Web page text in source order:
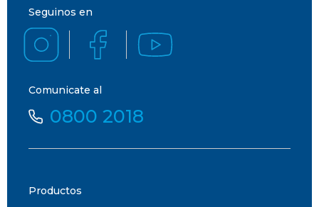
Seguinos en
Comunicate al
0800 2018
Productos